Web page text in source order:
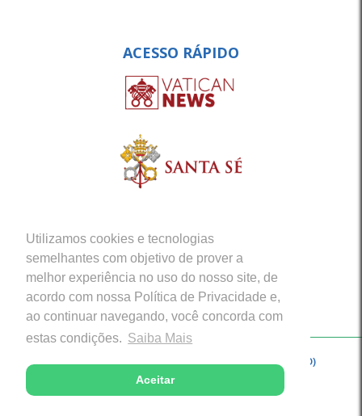
Utilizamos cookies e tecnologias
semelhantes com objetivo de prover a
melhor experiência no uso do nosso site, de
acordo com nossa Política de Privacidade e,
ao continuar navegando, você concorda com
estas condições. Saiba Mais
Aceitar
ACESSO RÁPIDO
Copyright © 2026 - Arquidiocese de Porto Velho (RO)
Desenvolvido com excelência por